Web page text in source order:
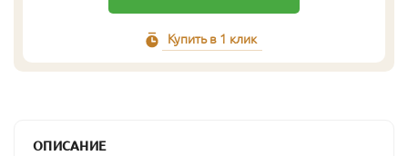
Купить в 1 клик
ОПИСАНИЕ